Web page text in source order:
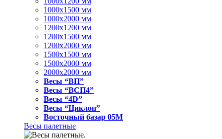
1000x1500 мм
1000x2000 мм
1200x1200 мм
1200x1500 мм
1200x2000 мм
1500x1500 мм
1500x2000 мм
2000x2000 мм
Весы “ВП”
Весы “ВСП4”
Весы “4D”
Весы “Циклоп”
Восточный базар 05M
Весы палетные